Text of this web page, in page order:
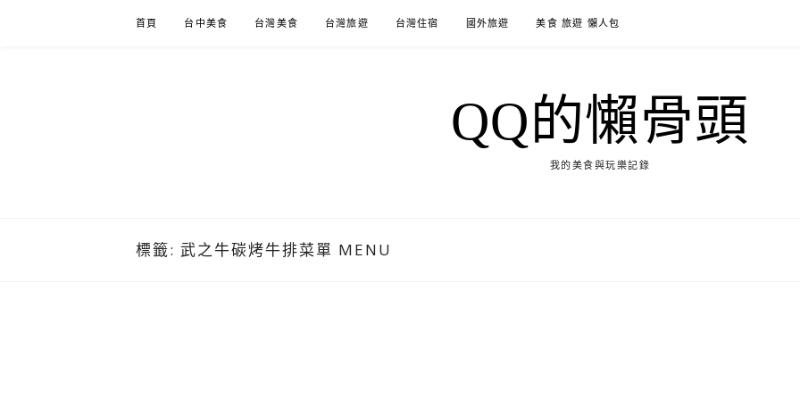
首頁 台中美食 台灣美食 台灣旅遊 台灣住宿 國外旅遊 美食 旅遊 懶人包
QQ的懶骨頭
我的美食與玩樂記錄
標籤: 武之牛碳烤牛排菜單 MENU